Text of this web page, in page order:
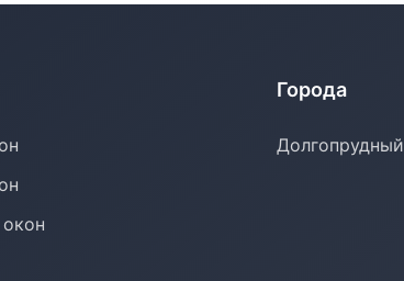
Города
Долгопрудный